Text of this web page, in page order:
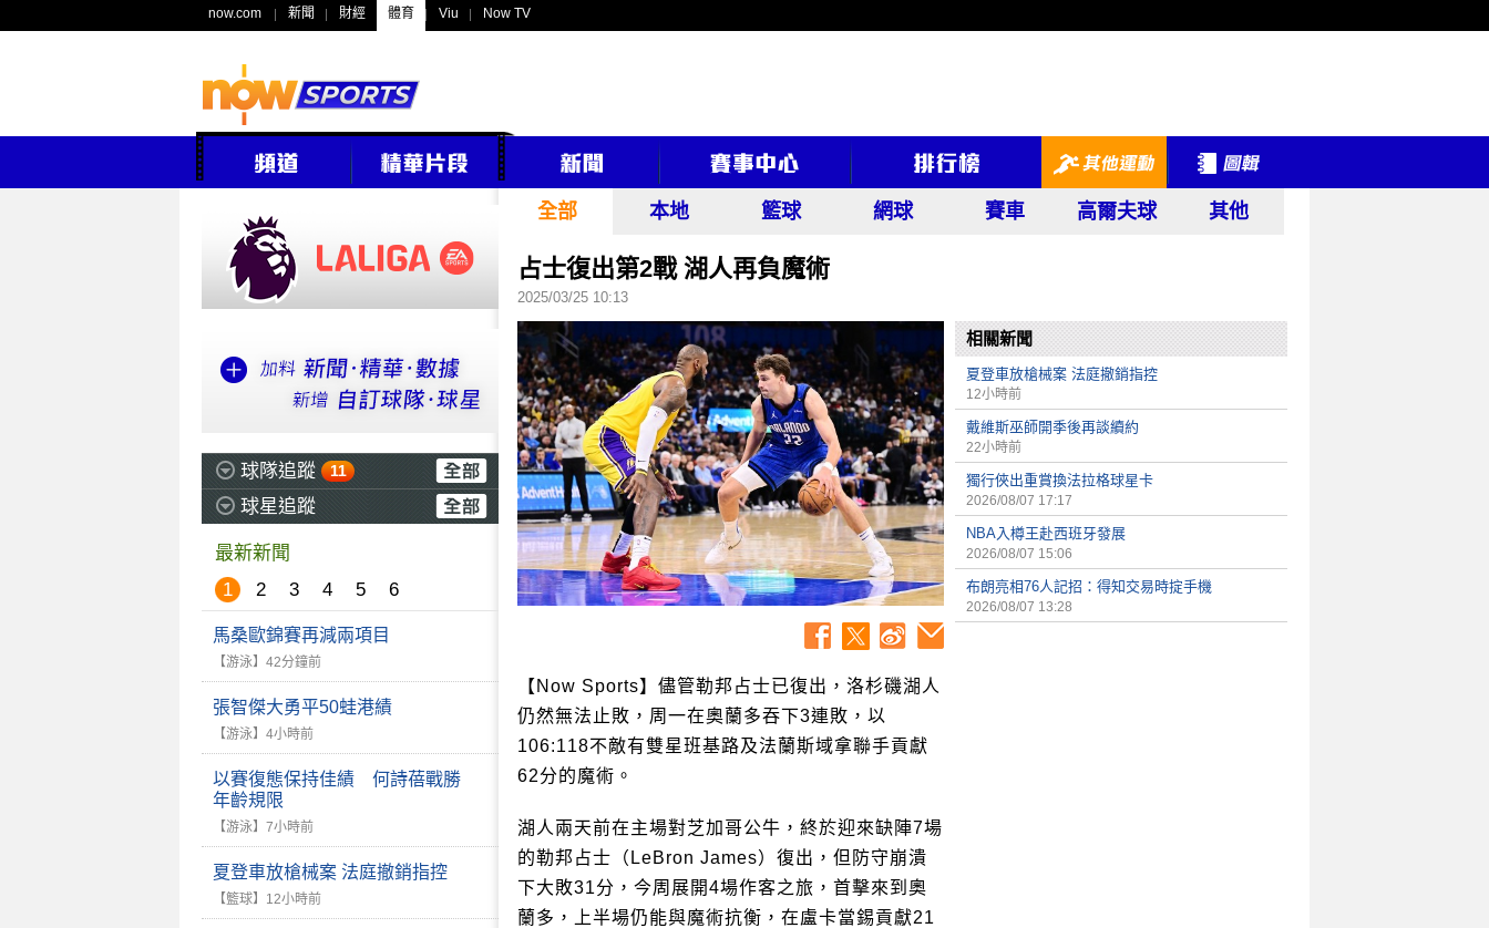
now.com 新聞 財經 體育 Viu Now TV
球隊追蹤 11
球星追蹤
最新新聞
1
2 3 4 5 6
馬桑歐錦賽再減兩項目
【游泳】 42分鐘前
張智傑大勇平50蛙港績
【游泳】 4小時前
以賽復態保持佳績 何詩蓓戰勝
年齡規限
【游泳】 7小時前
夏登車放槍械案 法庭撤銷指控
【籃球】 12小時前
全部 本地 籃球 網球 賽車 高爾夫球 其他
占士復出第2戰 湖人再負魔術
2025/03/25 10:13
【Now Sports】儘管勒邦占士已復出，洛杉磯湖人
仍然無法止敗，周一在奧蘭多吞下3連敗，以
106:118不敵有雙星班基路及法蘭斯域拿聯手貢獻
62分的魔術。
湖人兩天前在主場對芝加哥公牛，終於迎來缺陣7場
的勒邦占士（LeBron James）復出，但防守崩潰
下大敗31分，今周展開4場作客之旅，首擊來到奧
蘭多，上半場仍能與魔術抗衡，在盧卡當錫貢獻21
相關新聞
夏登車放槍械案 法庭撤銷指控
12小時前
戴維斯巫師開季後再談續約
22小時前
獨行俠出重賞換法拉格球星卡
2026/08/07 17:17
NBA入樽王赴西班牙發展
2026/08/07 15:06
布朗亮相76人記招：得知交易時掟手機
2026/08/07 13:28